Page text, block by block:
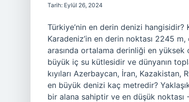
Tarih: Eylül 26, 2024
Türkiye’nin en derin denizi hangisidir?
Karadeniz’in en derin noktası 2245
arasında ortalama derinliği en yüksek
büyük iç su kütlesidir ve dünyanın
kıyıları Azerbaycan, İran, Kazakistan,
en büyük denizi kaç metredir?
bir alana sahiptir ve en düşük noktası